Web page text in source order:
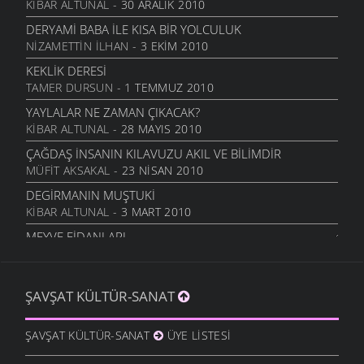
KIBAR ALTUNAL - 30 ARALIK 2010
DERYAMI BABA İLE KISA BIR YOLCULUK
NIZAMETTIN İLHAN - 3 EKIM 2010
KEKLIK DERESI
TAMER DURSUN - 1 TEMMUZ 2010
YAYLALAR NE ZAMAN ÇIKACAK?
KIBAR ALTUNAL - 28 MAYIS 2010
ÇAĞDAŞ İNSANIN KILAVUZU AKIL VE BILIMDIR
MÜFIT AKSAKAL - 23 NISAN 2010
DEGIRMANIN MUŞTUKI
KIBAR ALTUNAL - 3 MART 2010
MEYVE FIDANLARI
ŞAVŞAT.COM- 11 OCAK 2010
ZAMAN KIRALIKMIŞ MEĞER
İSMET ACI- 9 OCAK 2010
ŞAVŞAT KÜLTÜR-SANAT
ŞAVŞAT KÜLTÜR-SANAT ÜYE LISTESI